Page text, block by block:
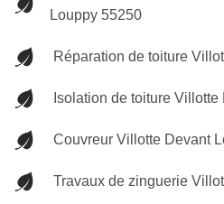
Louppy 55250
Réparation de toiture
Isolation de toiture
Couvreur Villotte Devant
Travaux de zinguerie